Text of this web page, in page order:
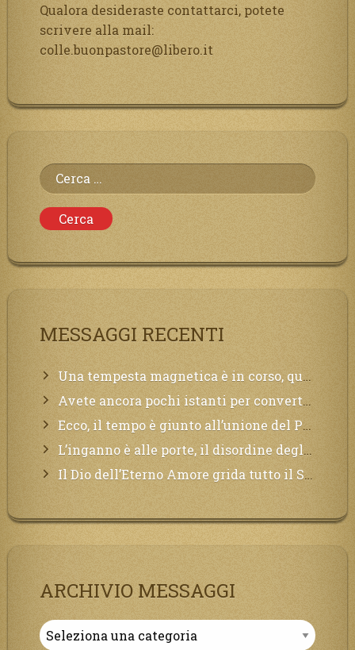
Qualora desideraste contattarci, potete
scrivere alla mail:
colle.buonpastore@libero.it
Ricerca
per:
MESSAGGI RECENTI
Una tempesta magnetica è in corso, questa generazione patirà. Il black out non tarderà ad arrivare e tutta la Terra sarà oscurata.
Avete ancora pochi istanti per convertirvi, non perdete tempo, la sciagura arriverà all’improvviso e per chi non si sarà preparato saranno dolori.
Ecco, il tempo è giunto all’unione del Padre con il figlio, non avete che da attendere pochissimo.
L’inganno è alle porte, il disordine degli ordinati urlerà perdono, ma sarà troppo tardi, il tradimento è stato grande!
Il Dio dell’Eterno Amore grida tutto il Suo bene per i Suoi,richiama a Sé i lontani, affinché si pentano e tornino a Lui:
ARCHIVIO MESSAGGI
Archivio